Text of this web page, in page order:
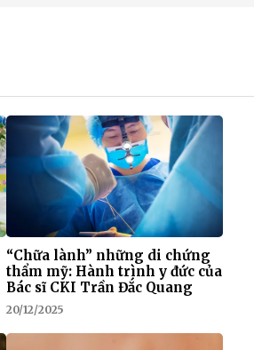
“Chữa lành” những di chứng
thẩm mỹ: Hành trình y đức của
Bác sĩ CKI Trần Đắc Quang
20/12/2025